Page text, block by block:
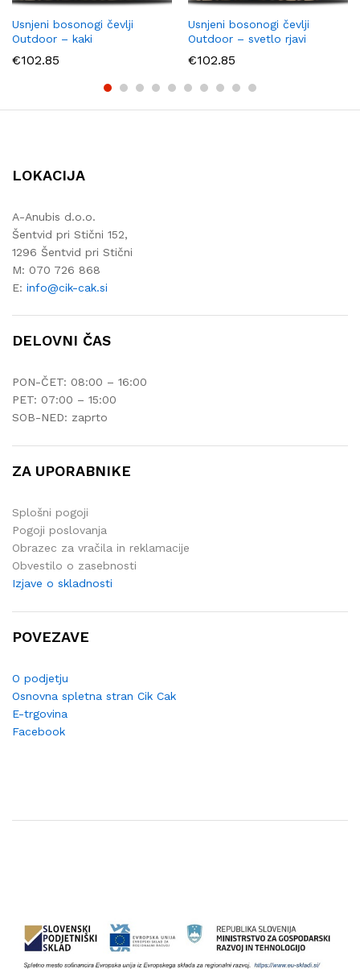
Usnjeni bosonogi čevlji
Outdoor – kaki
€102.85
Usnjeni bosonogi čevlji
Outdoor – svetlo rjavi
€102.85
LOKACIJA
A-Anubis d.o.o.
Šentvid pri Stični 152,
1296 Šentvid pri Stični
M: 070 726 868
E: info@cik-cak.si
DELOVNI ČAS
PON-ČET: 08:00 – 16:00
PET: 07:00 – 15:00
SOB-NED: zaprto
ZA UPORABNIKE
Splošni pogoji
Pogoji poslovanja
Obrazec za vračila in reklamacije
Obvestilo o zasebnosti
Izjave o skladnosti
POVEZAVE
O podjetju
Osnovna spletna stran Cik Cak
E-trgovina
Facebook